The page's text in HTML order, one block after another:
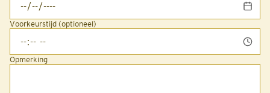
Voorkeurstijd (optioneel)
Opmerking